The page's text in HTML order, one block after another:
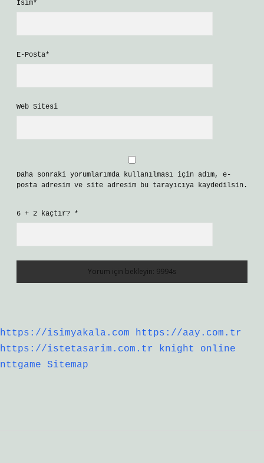
İsim*
E-Posta*
Web Sitesi
Daha sonraki yorumlarımda kullanılması için adım, e-
posta adresim ve site adresim bu tarayıcıya kaydedilsin.
6 + 2 kaçtır? *
https://isimyakala.com
https://aay.com.tr
https://istetasarim.com.tr
knight online
nttgame
Sitemap